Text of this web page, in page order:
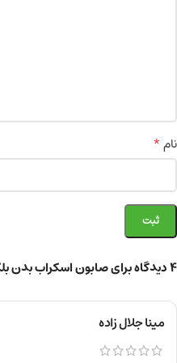
4 دیدگاه برای صابون اسکراب بدن بلک
مینا جلال زاده
نام*